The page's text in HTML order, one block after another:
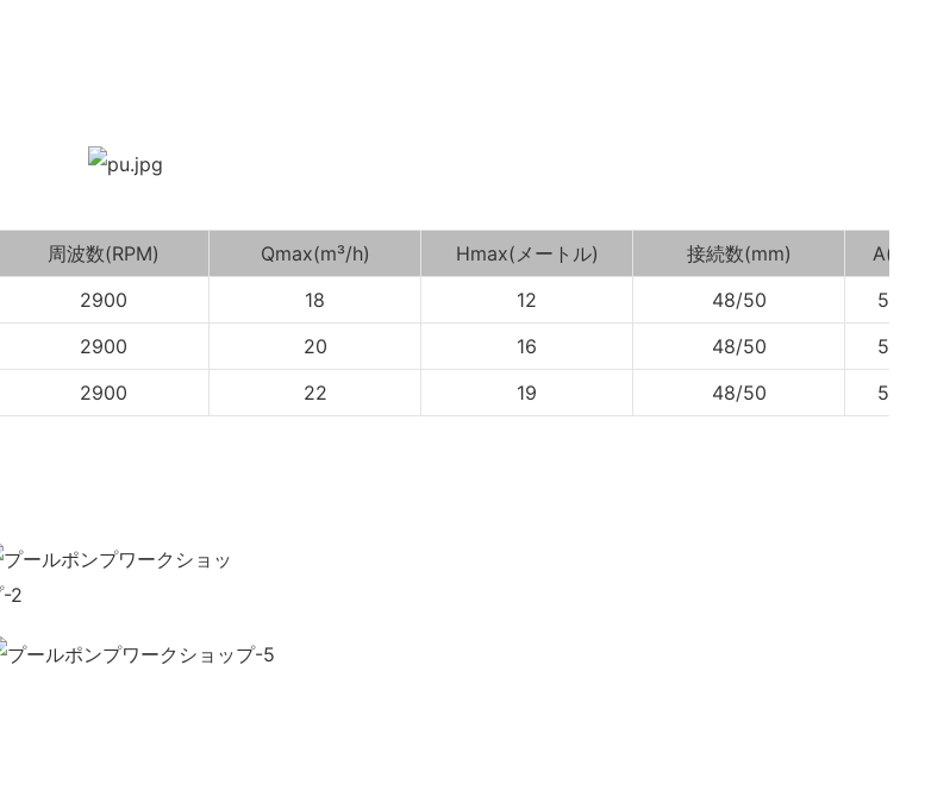
周波数(RPM) Qmax(m³/h) Hmax(メートル) 接続数(mm)
2900 18 12 48/50
2900 20 16 48/50
2900 22 19 48/50